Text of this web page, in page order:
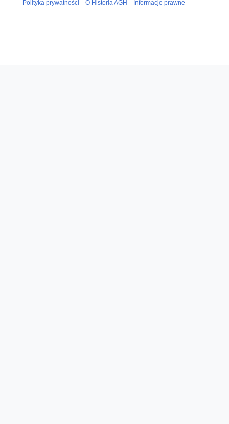
Polityka prywatności O Historia AGH Informacje prawne